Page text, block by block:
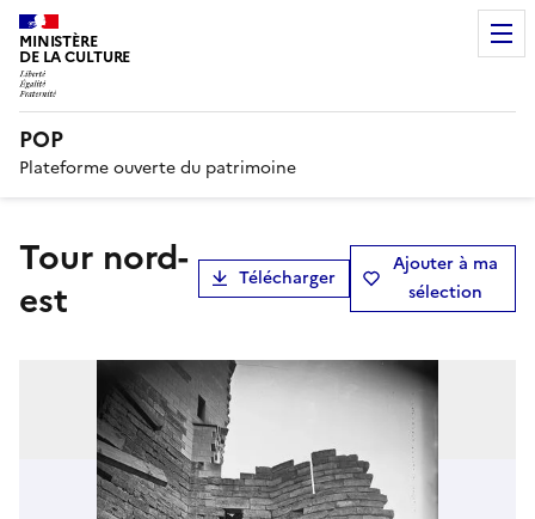
MINISTÈRE
DE LA CULTURE
POP
Plateforme ouverte du patrimoine
Tour nord-
est
Télécharger
Ajouter à ma
sélection